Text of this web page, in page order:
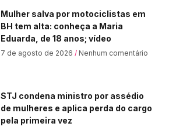
Mulher salva por motociclistas em
BH tem alta: conheça a Maria
Eduarda, de 18 anos; vídeo
7 de agosto de 2026 Nenhum comentário
STJ condena ministro por assédio
de mulheres e aplica perda do cargo
pela primeira vez